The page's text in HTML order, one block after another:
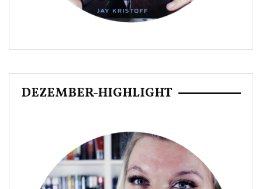
DEZEMBER-HIGHLIGHT